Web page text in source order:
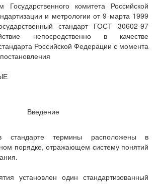
Государственного комитета Российской
и метрологии от 9 марта 1999
стандарт ГОСТ 30602-97
непосредственно в качестве
Российской Федерации с момента
Введение
стандарте термины расположены в
порядке, отражающем систему понятий
установлен один стандартизованный